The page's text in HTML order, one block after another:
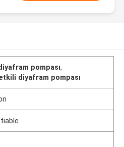
pompası,
diyafram pompası